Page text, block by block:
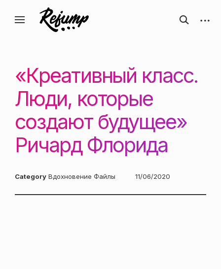
содержанию
Искусство, дизайн, вдохновение —
ReJump.ru
Блог о творчестве
открыть
форму
«Креативный класс.
Люди, которые
создают будущее»
Ричард Флоридa
Category Вдохновение Файлы
Posted
11/06/2020